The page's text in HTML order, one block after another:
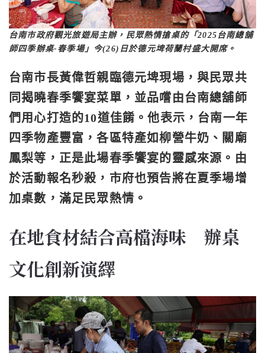
台南市政府觀光旅遊局主辦，民眾熱情搶桌的「2025台南總舖
師四季辦桌-春季場」今(26)日於德元埤荷蘭村盛大開席。
台南市長黃偉哲親臨德元埤現場，與民眾共
同揭曉春季饗宴菜單，並品嚐由台南總舖師
們用心打造的10道佳餚。他表示，台南一年
四季物產豐富，各區特產如柳營牛奶、關廟
鳳梨等，正是此場春季饗宴的靈感來源。由
於活動報名秒殺，市府也預告將在夏季場增
加桌數，滿足民眾熱情。
在地食材結合高檔海味 辦桌
文化創新演繹